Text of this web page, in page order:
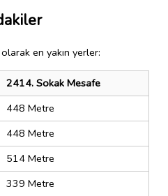
en yakın yerler:
2414. Sokak Mesafe
448 Metre
448 Metre
514 Metre
339 Metre